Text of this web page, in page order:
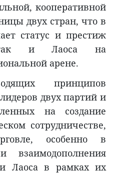
кооперативной
двух стран, что в
статус и престиж
и Лаоса на
арене.
принципов
двух партий и
на создание
сотрудничестве,
особенно в
Лаоса в рамках их